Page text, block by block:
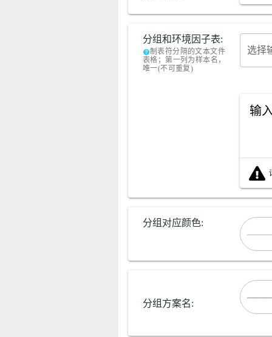
分组和环境因子表:
help制表符分隔的文本文件
表格；第一列为样本名，
唯一(不可重复)
选择
输
分组对应颜色:
分组方案名: